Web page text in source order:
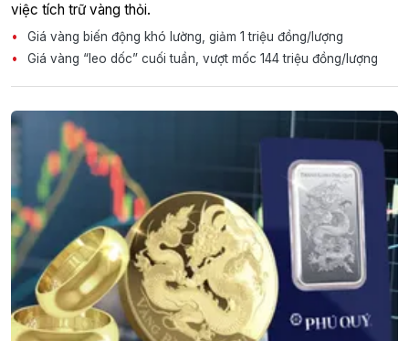
việc tích trữ vàng thỏi.
Giá vàng biến động khó lường, giảm 1 triệu đồng/lượng
Giá vàng “leo dốc” cuối tuần, vượt mốc 144 triệu đồng/lượng